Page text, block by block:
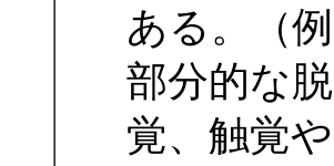
ある。（
部分的な
覚、触覚